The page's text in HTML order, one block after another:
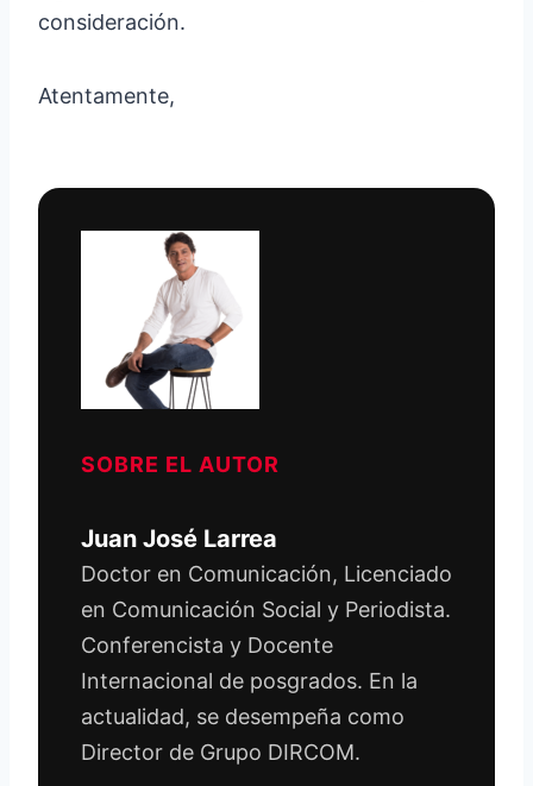
consideración.
Atentamente,
SOBRE EL AUTOR
Juan José Larrea
Doctor en Comunicación, Licenciado
en Comunicación Social y Periodista.
Conferencista y Docente
Internacional de posgrados. En la
actualidad, se desempeña como
Director de Grupo DIRCOM.